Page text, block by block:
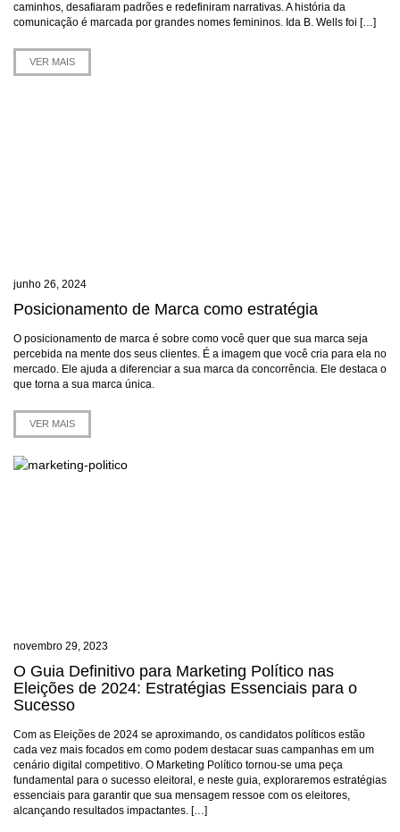
caminhos, desafiaram padrões e redefiniram narrativas. A história da
comunicação é marcada por grandes nomes femininos. Ida B. Wells foi […]
VER MAIS
junho 26, 2024
Posicionamento de Marca como estratégia
O posicionamento de marca é sobre como você quer que sua marca seja
percebida na mente dos seus clientes. É a imagem que você cria para ela no
mercado. Ele ajuda a diferenciar a sua marca da concorrência. Ele destaca o
que torna a sua marca única.
VER MAIS
novembro 29, 2023
O Guia Definitivo para Marketing Político nas
Eleições de 2024: Estratégias Essenciais para o
Sucesso
Com as Eleições de 2024 se aproximando, os candidatos políticos estão
cada vez mais focados em como podem destacar suas campanhas em um
cenário digital competitivo. O Marketing Político tornou-se uma peça
fundamental para o sucesso eleitoral, e neste guia, exploraremos estratégias
essenciais para garantir que sua mensagem ressoe com os eleitores,
alcançando resultados impactantes. […]